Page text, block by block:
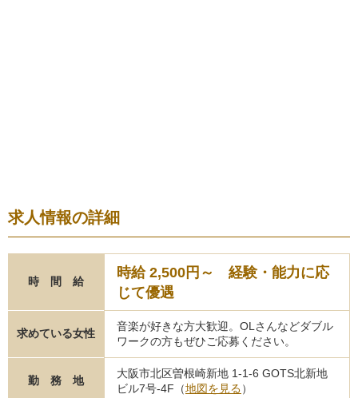
求人情報の詳細
時 間 給
時給 2,500円～ 経験・能力に応
じて優遇
求めている女性
音楽が好きな方大歓迎。OLさんなどダブル
ワークの方もぜひご応募ください。
勤 務 地
大阪市北区曽根崎新地 1-1-6 GOTS北新地
ビル7号-4F（地図を見る）